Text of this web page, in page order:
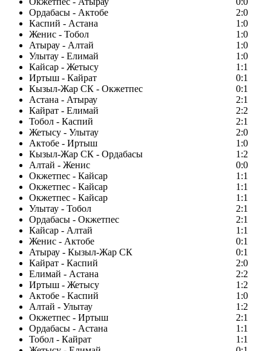
Ордабасы - Актобе
2:0
Каспий - Астана
1:0
Женис - Тобол
1:0
Атырау - Алтай
1:0
Улытау - Елимай
1:0
Кайсар - Жетысу
1:1
Иртыш - Кайрат
0:1
Кызыл-Жар СК - Окжетпес
0:1
Астана - Атырау
2:1
Кайрат - Елимай
2:2
Тобол - Каспий
2:1
Жетысу - Улытау
2:0
Актобе - Иртыш
1:0
Кызыл-Жар СК - Ордабасы
1:2
Алтай - Женис
0:0
Окжетпес - Кайсар
1:1
Окжетпес - Кайсар
1:1
Окжетпес - Кайсар
1:1
Улытау - Тобол
2:1
Ордабасы - Окжетпес
2:1
Кайсар - Алтай
1:1
Женис - Актобе
0:1
Атырау - Кызыл-Жар СК
0:1
Кайрат - Каспий
2:0
Елимай - Астана
2:2
Иртыш - Жетысу
1:2
Актобе - Каспий
1:0
Алтай - Улытау
1:2
Окжетпес - Иртыш
2:1
Ордабасы - Астана
1:1
Тобол - Кайрат
1:1